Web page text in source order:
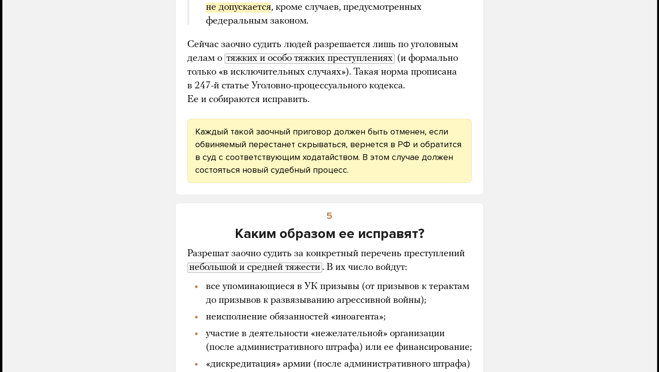
не допускается, кроме случаев, предусмотренных
федеральным законом.
Сейчас заочно судить людей разрешается лишь по уголовным
делам о тяжких и особо тяжких преступлениях (и формально
только «в исключительных случаях»). Такая норма прописана
в 247-й статье Уголовно-процессуального кодекса.
Ее и собираются исправить.
Каждый такой заочный приговор должен быть отменен, если
обвиняемый перестанет скрываться, вернется в РФ и обратится
в суд с соответствующим ходатайством. В этом случае должен
состояться новый судебный процесс.
5
Каким образом ее исправят?
Разрешат заочно судить за конкретный перечень преступлений
небольшой и средней тяжести . В их число войдут:
все упоминающиеся в УК призывы (от призывов к терактам
до призывов к развязыванию агрессивной войны);
неисполнение обязанностей «иноагента»;
участие в деятельности «нежелательной» организации
(после административного штрафа) или ее финансирование;
«дискредитация» армии (после административного штрафа)